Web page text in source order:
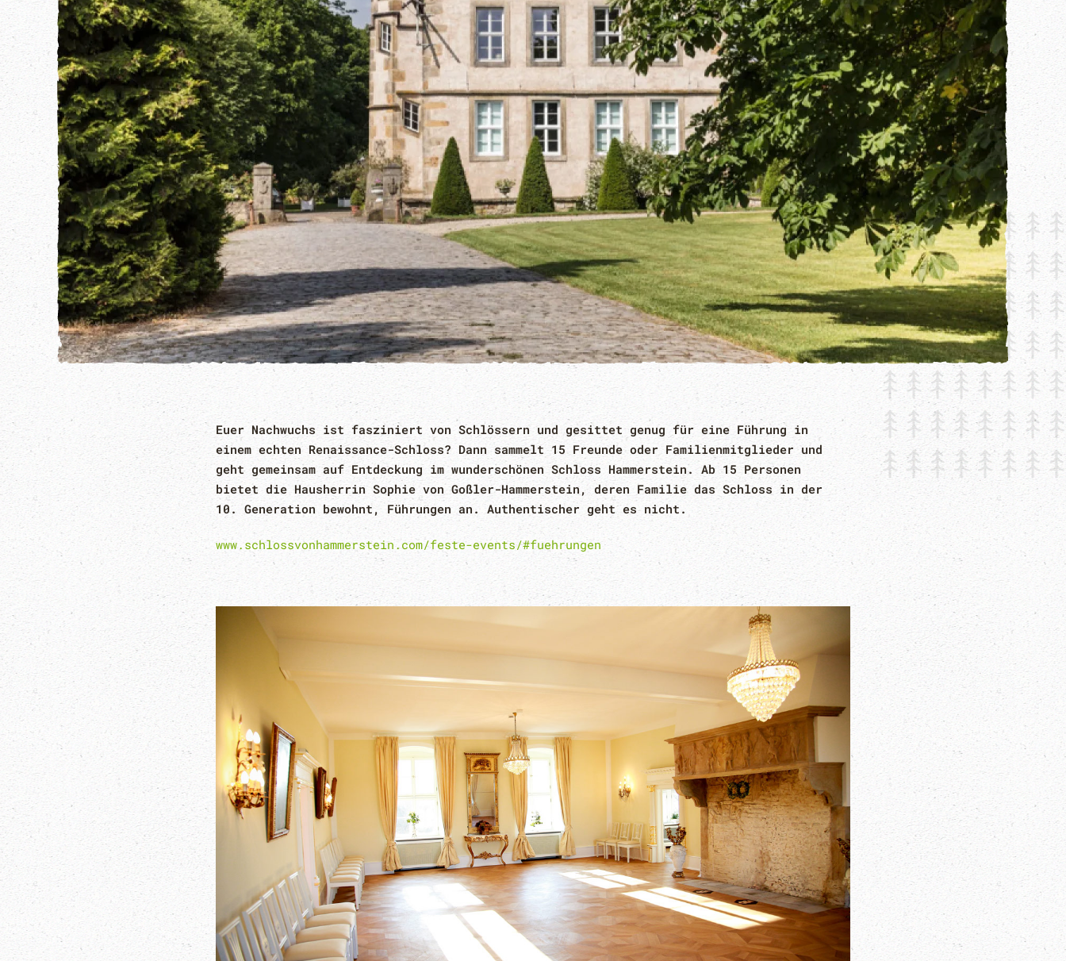
Euer Nachwuchs ist fasziniert von Schlössern und gesittet genug für eine Führung in
einem echten Renaissance-Schloss? Dann sammelt 15 Freunde oder Familienmitglieder und
geht gemeinsam auf Entdeckung im wunderschönen Schloss Hammerstein. Ab 15 Personen
bietet die Hausherrin Sophie von Goßler-Hammerstein, deren Familie das Schloss in der
10. Generation bewohnt, Führungen an. Authentischer geht es nicht.
www.schlossvonhammerstein.com/feste-events/#fuehrungen